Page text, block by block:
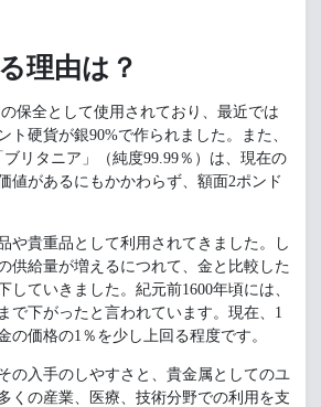
理由は？
保全として使用されており、最近では
ト硬貨が銀90%で作られました。また、
リタニア」（純度99.99％）は、現在の
値があるにもかかわらず、額面2ポンド
や貴重品として利用されてきました。し
供給量が増えるにつれて、金と比較した
していきました。紀元前1600年頃には、
で下がったと言われています。現在、1
の価格の1％を少し上回る程度です。
の入手のしやすさと、貴金属としてのユ
くの産業、医療、技術分野での利用を支